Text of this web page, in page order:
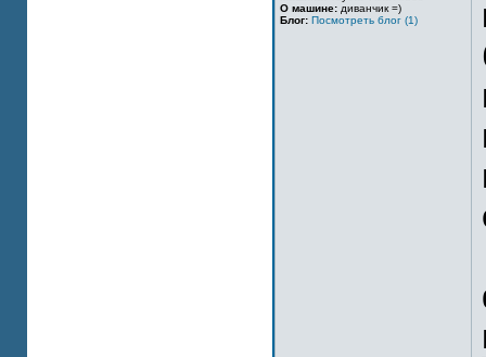
О машине: диванчик =)
Блог: Посмотреть блог (1)